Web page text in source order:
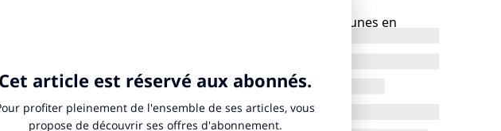
les besoins spécifiques de ces publics, pallier les lacunes en
à destination de ces publics.
audios, Communication Améliorée Alternative (CAA), applications d’aide